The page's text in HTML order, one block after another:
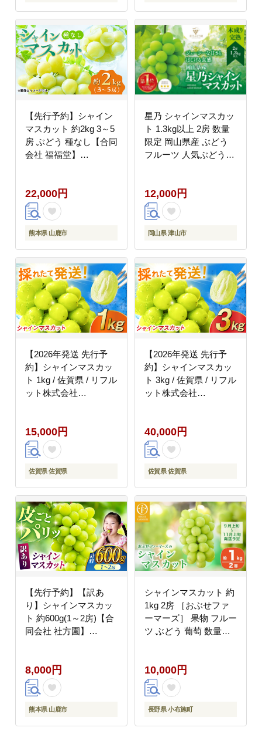
【先行予約】シャイン
マスカット 約2kg 3～5
房 ぶどう 種なし【合同
会社 福福堂】
22,000円
熊本県 山鹿市
星乃 シャインマスカッ
ト 1.3kg以上 2房 数量
限定 岡山県産 ぶどう
フルーツ 人気ぶどう
12,000円
岡山県 津山市
【2026年発送 先行予
約】シャインマスカッ
ト 1kg / 佐賀県 / リフル
ット株式会社
15,000円
佐賀県 佐賀県
【2026年発送 先行予
約】シャインマスカッ
ト 3kg / 佐賀県 / リフル
ット株式会社
40,000円
佐賀県 佐賀県
【先行予約】【訳あ
り】シャインマスカッ
ト 約600g(1～2房)【合
同会社 社方園】
8,000円
熊本県 山鹿市
シャインマスカット 約
1kg 2房 ［おぶせファ
ーマーズ］ 果物 フルー
ツ ぶどう 葡萄 数量限
上旬～11月上旬発送】
[F-26]
10,000円
長野県 小布施町